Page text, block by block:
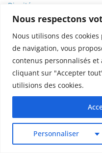
Nous respectons
Nous utilisons des
de navigation, vous
contenus personnalisés et
cliquant sur "Accepter
utilisions des cookies.
Personnaliser
Dignité
Diplomatie
Dispositifs médicaux
Doctolib
Documentaire
Donald Trump